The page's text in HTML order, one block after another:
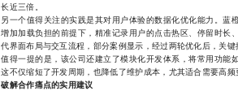
长近三倍。
另一个值得关注的实践是其对用户体验的数据化优化能力。蓝
增加加载负担的前提下，精准记录用户的点击热区、停留时长
代界面布局与交互流程，部分案例显示，经过两轮优化后，关
值得一提的是，该公司还建立了模块化开发体系，将常用功能
这不仅缩短了开发周期，也降低了维护成本，尤其适合需要高
破解合作痛点的实用建议